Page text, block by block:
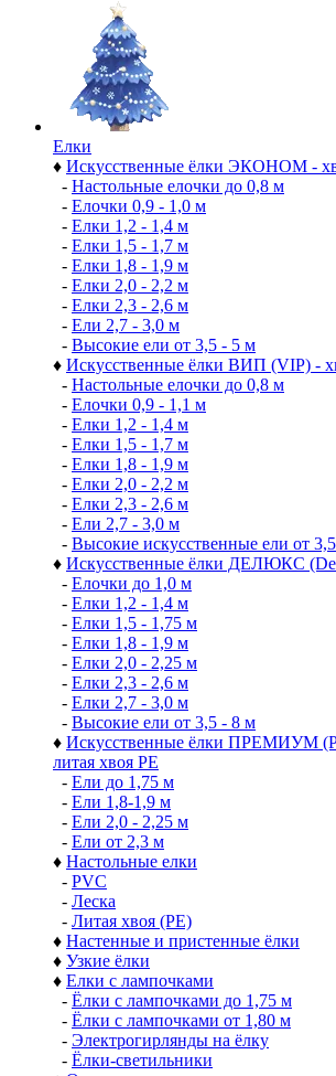
Елки
♦ Искусственные ёлки ЭКОНОМ -
- Настольные елочки до 0,8 м
- Елочки 0,9 - 1,0 м
- Елки 1,2 - 1,4 м
- Елки 1,5 - 1,7 м
- Елки 1,8 - 1,9 м
- Елки 2,0 - 2,2 м
- Елки 2,3 - 2,6 м
- Ели 2,7 - 3,0 м
- Высокие ели от 3,5 - 5 м
♦ Искусственные ёлки ВИП (VIP) -
- Настольные елочки до 0,8 м
- Елочки 0,9 - 1,1 м
- Елки 1,2 - 1,4 м
- Елки 1,5 - 1,7 м
- Елки 1,8 - 1,9 м
- Елки 2,0 - 2,2 м
- Елки 2,3 - 2,6 м
- Ели 2,7 - 3,0 м
- Высокие искусственные ели от
♦ Искусственные ёлки ДЕЛЮКС
- Елочки до 1,0 м
- Елки 1,2 - 1,4 м
- Елки 1,5 - 1,75 м
- Елки 1,8 - 1,9 м
- Елки 2,0 - 2,25 м
- Елки 2,3 - 2,6 м
- Елки 2,7 - 3,0 м
- Высокие ели от 3,5 - 8 м
♦ Искусственные ёлки ПРЕМИУМ
литая хвоя РЕ
- Ели до 1,75 м
- Ели 1,8-1,9 м
- Ели 2,0 - 2,25 м
- Ели от 2,3 м
♦ Настольные елки
- PVC
- Леска
- Литая хвоя (РЕ)
♦ Настенные и пристенные ёлки
♦ Узкие ёлки
♦ Елки с лампочками
- Ёлки с лампочками до 1,75 м
- Ёлки с лампочками от 1,80 м
- Электрогирлянды на ёлку
- Ёлки-светильники